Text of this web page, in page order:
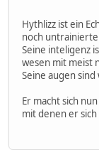
Hythlizz ist ein
noch
Seine inteligenz
wesen mit meist
Seine augen
Er macht sich
mit denen er